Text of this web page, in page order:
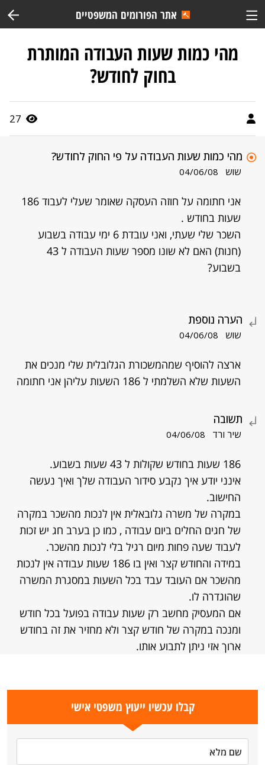
אתר הפורומים המשפטיים
מהי כמות שעות העבודה המותרת
בחוק לחודש?
27
מהי כמות שעות העבודה על פי החוק לחודש?
שוש 04/06/08
אני חתומה על חוזה העסקה שאומר שעלי לעבוד 186
שעות בחודש .
השכר שלי שעתי, ואני עובדת 6 ימי עבודה בשבוע
(חנות) האם לא שונו מספר שעות העבודה ל 43
בשבוע?
הערה נוספת
שוש 04/06/08
ארצה להוסיף שמהמשכורת הגלובלית שלי מנכים את
השעות שלא השלמתי ל 186 השעות עליהן אני חתומה
תשובה
שיר ורד 04/06/08
186 שעות בחודש שקולות ל 43 שעות בשבוע.
אינני יודע איך נקבע סידור העבודה שלך ואיך נעשה
החישוב.
במקרה של משרה גלובאלית אין לנכות מהשכר במקרה
של חגים החלים ביום עבודה , כמו כן בערב חג יש זכות
לעבוד שעה פחות מיום רגיל בלי לנכות מהשכר.
במידה והחודש קצר ואין בו 186 שעות עבודה אין לנכות
מהשכר אם העובד עבד בכל השעות במסגרת המשרה
שהוגדרה לו.
אם המעסיק מחשב רק שעות עבודה בפועל בכל חודש
ומנכה במקרה של חודש קצר ולא מחזיר את זה בחודש
ארוך אזי ניתן לתבוע אותו.
קבלו עכשיו ייעוץ משפטי אישי